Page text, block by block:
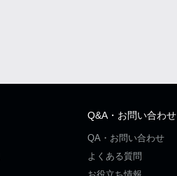
Q&A・お問い合わせ
QA・お問い合わせ
よくある質問